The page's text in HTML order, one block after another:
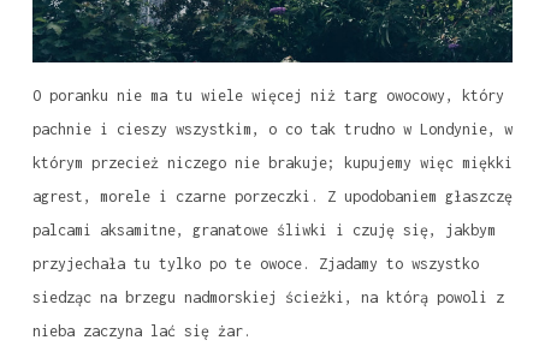
O poranku nie ma tu wiele więcej niż targ owocowy, który
pachnie i cieszy wszystkim, o co tak trudno w Londynie, w
którym przecież niczego nie brakuje; kupujemy więc miękki
agrest, morele i czarne porzeczki. Z upodobaniem głaszczę
palcami aksamitne, granatowe śliwki i czuję się, jakbym
przyjechała tu tylko po te owoce. Zjadamy to wszystko
siedząc na brzegu nadmorskiej ścieżki, na którą powoli z
nieba zaczyna lać się żar.